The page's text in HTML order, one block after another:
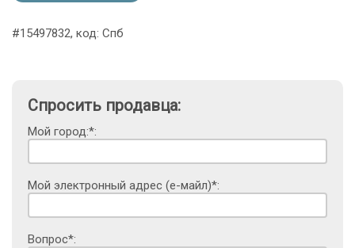
#15497832, код: Спб
Спросить продавца:
Мой город:*:
Мой электронный адрес (е-майл)*:
Вопрос*: